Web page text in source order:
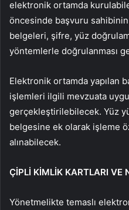
elektronik ortamda
öncesinde başvuru
belgeleri, şifre, yüz
yöntemlerle doğrulanması
Elektronik ortamda yapılan
işlemleri ilgili mevzuata
gerçekleştirilebilecek. Yüz
belgesine ek olarak işleme
alınabilecek.
ÇİPLİ KİMLİK KARTLARI VE
Yönetmelikte temaslı